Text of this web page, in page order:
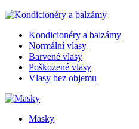
Kondicionéry a balzámy
Normální vlasy
Barvené vlasy
Poškozené vlasy
Vlasy bez objemu
Masky